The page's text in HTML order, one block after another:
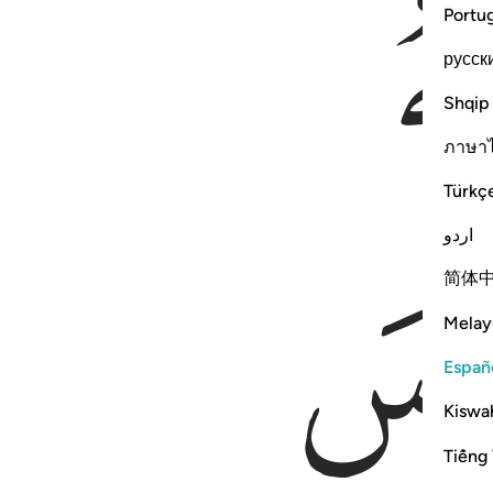
Shqip
ภาษา
اردو
简体
Tiếng